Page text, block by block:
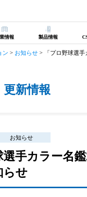
情報 製品情報
ン > お知らせ >
「プロ野球選
更新情報
お知らせ
選手カラー名
らせ